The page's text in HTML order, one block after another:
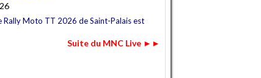
Rally Moto TT 2026 de Saint-Palais est
Suite du MNC Live ►►